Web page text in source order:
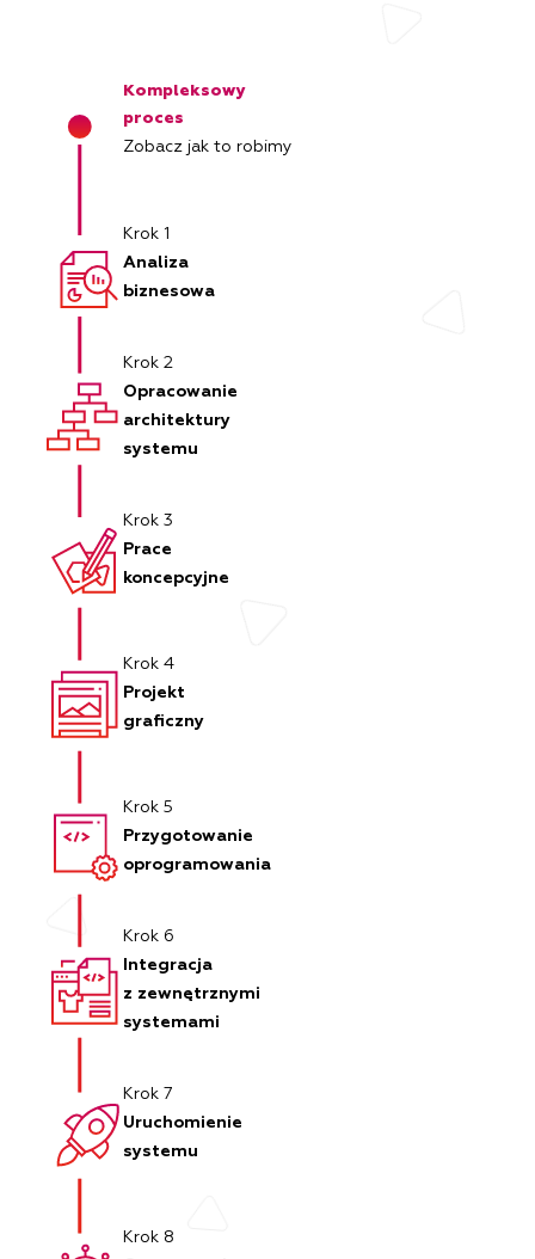
Kompleksowy
proces
Zobacz jak to robimy
Krok 1
Analiza
biznesowa
Krok 2
Opracowanie
architektury
systemu
Krok 3
Prace
koncepcyjne
Krok 4
Projekt
graficzny
Krok 5
Przygotowanie
oprogramowania
Krok 6
Integracja
z zewnętrznymi
systemami
Krok 7
Uruchomienie
systemu
Krok 8